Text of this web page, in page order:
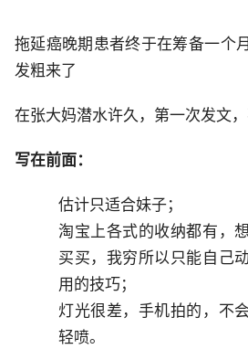
拖延癌晚期患者终于在筹备一个
发粗来了
在张大妈潜水许久，第一次发文，
写在前面：
估计只适合妹子；
淘宝上各式的收纳都有，
买买，我穷所以只能自己
用的技巧；
灯光很差，手机拍的，不
轻喷。